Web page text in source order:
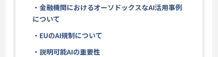
・金融機関におけるオーソドックスなAI活用事例
について
・EUのAI規制について
・説明可能AIの重要性